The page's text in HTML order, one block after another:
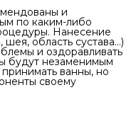
и
по каким-либо
Нанесение
область сустава…)
и оздоравливать
будут незаменимым
ванны, но
своему